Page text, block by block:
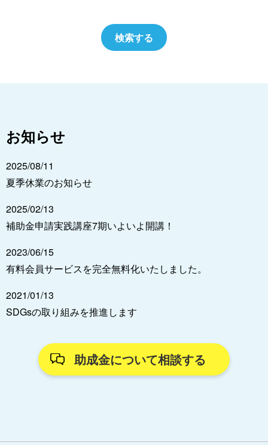
お知らせ
2025/08/11
夏季休業のお知らせ
2025/02/13
補助金申請実践講座7期いよいよ開講！
2023/06/15
有料会員サービスを完全無料化いたしました。
2021/01/13
SDGsの取り組みを推進します
助成金について相談する